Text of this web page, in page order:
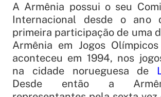
A Armênia possui o seu
Internacional desde o ano
primeira participação de uma
Armênia em Jogos
aconteceu em 1994, nos
na cidade norueguesa de
Desde então a